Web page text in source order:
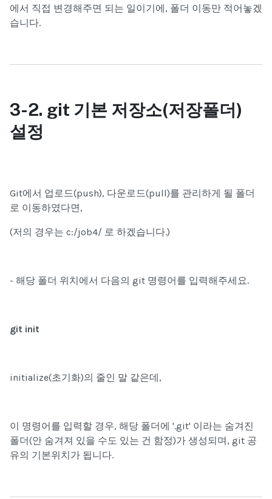
에서 직접 변경해주면 되는 일이기에, 폴더 이동만 적어놓겠
습니다.
3-2. git 기본 저장소(저장폴더)
설정
Git에서 업로드(push), 다운로드(pull)를 관리하게 될 폴더
로 이동하였다면,
(저의 경우는 c:/job4/ 로 하겠습니다.)
- 해당 폴더 위치에서 다음의 git 명령어를 입력해주세요.
git init
initialize(초기화)의 줄인 말 같은데,
이 명령어를 입력할 경우, 해당 폴더에 '.git' 이라는 숨겨진
폴더(안 숨겨져 있을 수도 있는 건 함정)가 생성되며, git 공
유의 기본위치 가 됩니다.